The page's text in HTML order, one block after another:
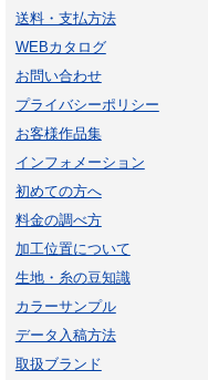
送料・支払方法
WEBカタログ
お問い合わせ
プライバシーポリシー
お客様作品集
インフォメーション
初めての方へ
料金の調べ方
加工位置について
生地・糸の豆知識
カラーサンプル
データ入稿方法
取扱ブランド